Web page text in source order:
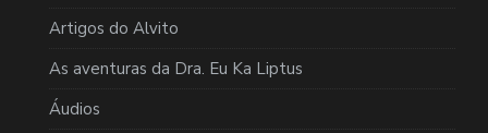
Artigos do Alvito
As aventuras da Dra. Eu Ka Liptus
Áudios